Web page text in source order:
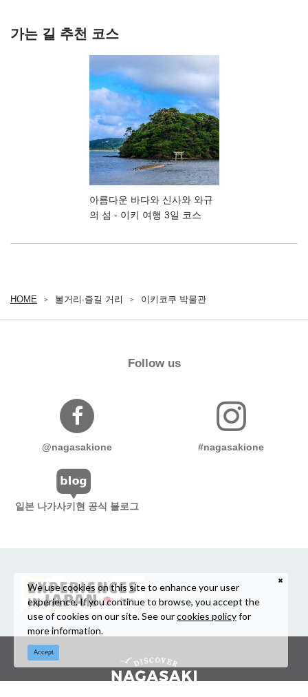
가는 길 추천 코스
아름다운 바다와 신사와 와규
의 섬 - 이키 여행 3일 코스
HOME 볼거리∙즐길 거리 이키코쿠 박물관
Follow us
@nagasakione #nagasakione
일본 나가사키현 공식 블로그
We use cookies on this site to enhance your user
experience. If you continue to browse, you accept the
use of cookies on our site. See ourcookies policyfor
more information.
Accept